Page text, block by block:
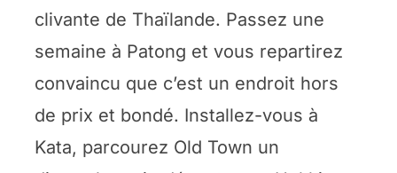
clivante de Thaïlande. Passez une
semaine à Patong et vous repartirez
convaincu que c’est un endroit hors
de prix et bondé. Installez-vous à
Kata, parcourez Old Town un